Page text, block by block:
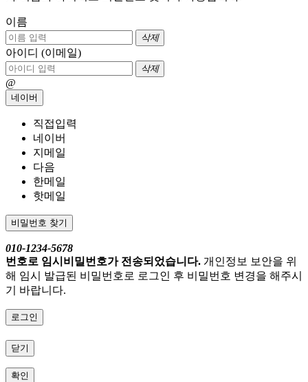
이름
삭제
아이디 (이메일)
삭제
@
네이버
직접입력
네이버
지메일
다음
한메일
핫메일
비밀번호 찾기
010-1234-5678
번호로 임시비밀번호가 전송되었습니다. 개인정보 보안을 위
해 임시 발급된 비밀번호로 로그인 후 비밀번호 변경을 해주시
기 바랍니다.
로그인
닫기
확인